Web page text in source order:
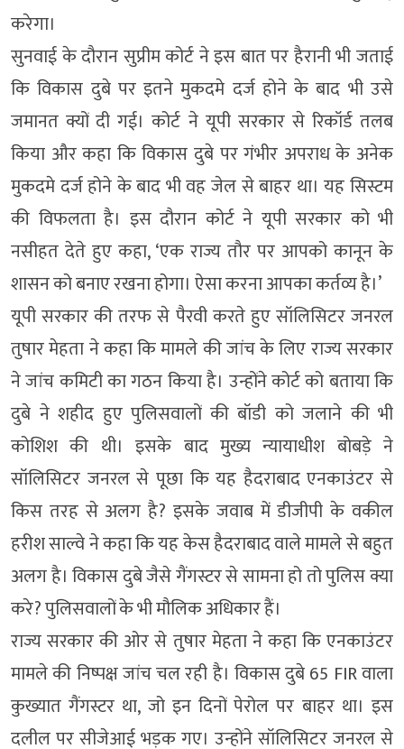
करेगा।
सुनवाई के दौरान सुप्रीम कोर्ट ने इस बात पर हैरानी भी जताई
कि विकास दुबे पर इतने मुकदमे दर्ज होने के बाद भी उसे
जमानत क्यों दी गई। कोर्ट ने यूपी सरकार से रिकॉर्ड तलब
किया और कहा कि विकास दुबे पर गंभीर अपराध के अनेक
मुकदमे दर्ज होने के बाद भी वह जेल से बाहर था। यह सिस्टम
की विफलता है। इस दौरान कोर्ट ने यूपी सरकार को भी
नसीहत देते हुए कहा, ‘एक राज्य तौर पर आपको कानून के
शासन को बनाए रखना होगा। ऐसा करना आपका कर्तव्य है।’
यूपी सरकार की तरफ से पैरवी करते हुए सॉलिसिटर जनरल
तुषार मेहता ने कहा कि मामले की जांच के लिए राज्य सरकार
ने जांच कमिटी का गठन किया है। उन्होंने कोर्ट को बताया कि
दुबे ने शहीद हुए पुलिसवालों की बॉडी को जलाने की भी
कोशिश की थी। इसके बाद मुख्य न्यायाधीश बोबड़े ने
सॉलिसिटर जनरल से पूछा कि यह हैदराबाद एनकाउंटर से
किस तरह से अलग है? इसके जवाब में डीजीपी के वकील
हरीश साल्वे ने कहा कि यह केस हैदराबाद वाले मामले से बहुत
अलग है। विकास दुबे जैसे गैंगस्टर से सामना हो तो पुलिस क्या
करे? पुलिसवालों के भी मौलिक अधिकार हैं।
राज्य सरकार की ओर से तुषार मेहता ने कहा कि एनकाउंटर
मामले की निष्पक्ष जांच चल रही है। विकास दुबे 65 FIR वाला
कुख्यात गैंगस्टर था, जो इन दिनों पेरोल पर बाहर था। इस
दलील पर सीजेआई भड़क गए। उन्होंने सॉलिसिटर जनरल से